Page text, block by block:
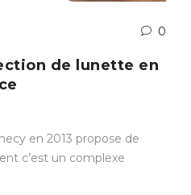
0
de lunette en
en 2013 propose de
c’est un complexe